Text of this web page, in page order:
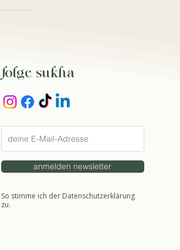
folge sukha
anmelden newsletter
So stimme ich der Datenschutzerklärung
zu.